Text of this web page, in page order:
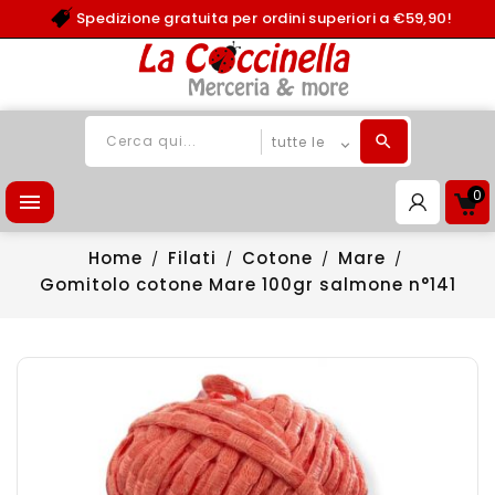
Spedizione gratuita per ordini superiori a €59,90!
 0
Home Filati Cotone
Mare
Gomitolo cotone Mare 100gr salmone n°141